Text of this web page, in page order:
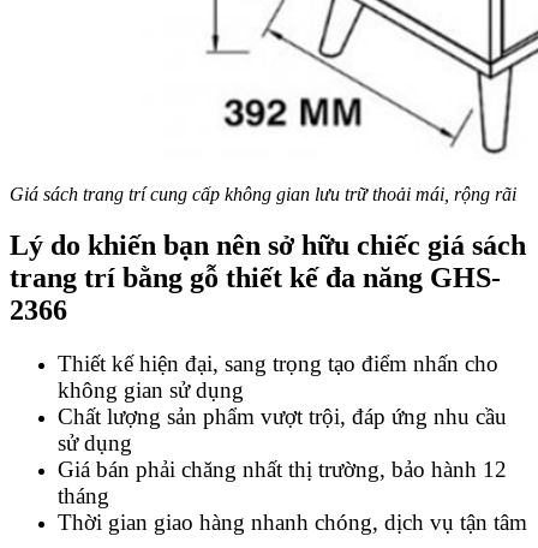
Giá sách trang trí cung cấp không gian lưu trữ thoải mái, rộng rãi
Lý do khiến bạn nên sở hữu chiếc giá sách
trang trí bằng gỗ thiết kế đa năng GHS-
2366
Thiết kế hiện đại, sang trọng tạo điểm nhấn cho
không gian sử dụng
Chất lượng sản phẩm vượt trội, đáp ứng nhu cầu
sử dụng
Giá bán phải chăng nhất thị trường, bảo hành 12
tháng
Thời gian giao hàng nhanh chóng, dịch vụ tận tâm